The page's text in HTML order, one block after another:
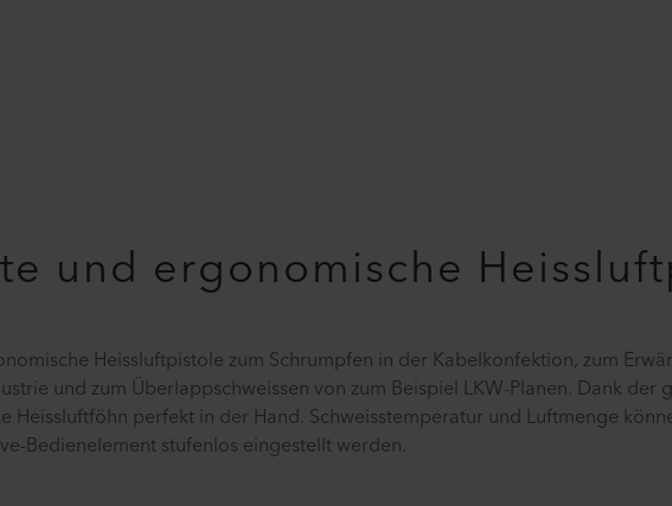
und ergonomische
Heissluftpistole zum Schrumpfen in der Kabelkonfektion, zum
und zum Überlappschweissen von zum Beispiel LKW-Planen. Dank der
Heissluftföhn perfekt in der Hand. Schweisstemperatur und Luftmenge
Bedienelement stufenlos eingestellt werden.